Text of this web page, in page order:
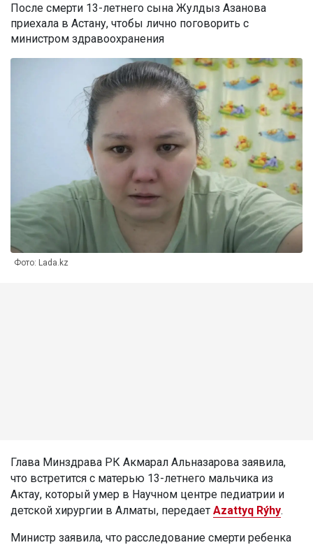
После смерти 13-летнего сына Жулдыз Азанова
приехала в Астану, чтобы лично поговорить с
министром здравоохранения
Фото: Lada.kz
Глава Минздрава РК Акмарал Альназарова заявила,
что встретится с матерью 13-летнего мальчика из
Актау, который умер в Научном центре педиатрии и
детской хирургии в Алматы, передает Azattyq Rýhy.
Министр заявила, что расследование смерти ребенка